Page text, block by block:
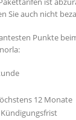
Sie auch nicht
Punkte
12 Monate